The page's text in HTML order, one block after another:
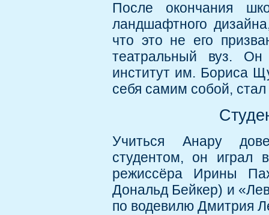
После окончания
ландшафтного
что это не его
театральный вуз.
институт им. Бориса
себя самим собой,
Учиться Анару
студентом, он играл
режиссёра Ирины
Дональд Бейкер) и
по водевилю Дмитрия